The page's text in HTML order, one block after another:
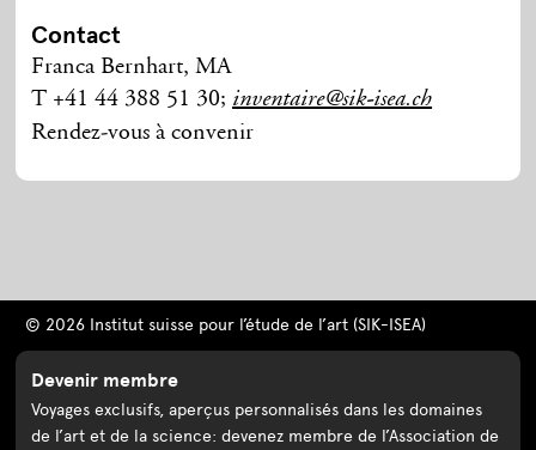
Contact
Franca Bernhart, MA
T +41 44 388 51 30; inventaire@sik-isea.ch
Rendez-vous à convenir
© 2026 Institut suisse pour l’étude de l’art (SIK-ISEA)
Devenir membre
Voyages exclusifs, aperçus personnalisés dans les domaines
de l’art et de la science: devenez membre de l’Association de